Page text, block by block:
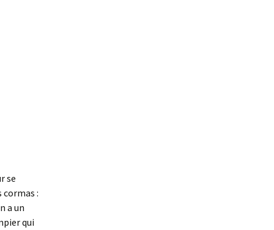
se
:
a un
qui